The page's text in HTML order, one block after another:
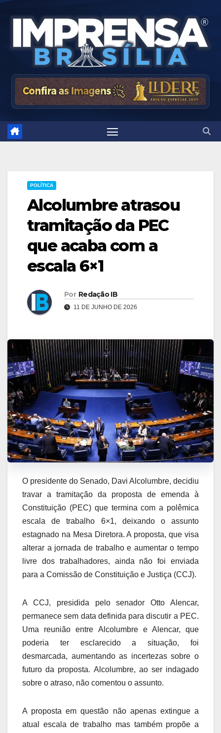
POLÍTICA
Alcolumbre atrasou
tramitação da PEC
que acaba com a
escala 6×1
Por Redação IB
11 DE JUNHO DE 2026
O presidente do Senado, Davi Alcolumbre, decidiu
travar a tramitação da proposta de emenda à
Constituição (PEC) que termina com a polêmica
escala de trabalho 6×1, deixando o assunto
estagnado na Mesa Diretora. A proposta, que visa
alterar a jornada de trabalho e aumentar o tempo
livre dos trabalhadores, ainda não foi enviada
para a Comissão de Constituição e Justiça (CCJ).
A CCJ, presidida pelo senador Otto Alencar,
permanece sem data definida para discutir a PEC.
Uma reunião entre Alcolumbre e Alencar, que
poderia ter esclarecido a situação, foi
desmarcada, aumentando as incertezas sobre o
futuro da proposta. Alcolumbre, ao ser indagado
sobre o atraso, não comentou o assunto.
A proposta em questão não apenas extingue a
atual escala de trabalho mas também propõe a